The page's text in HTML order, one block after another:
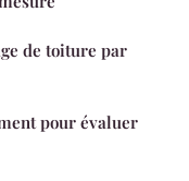
de toiture par
pour évaluer